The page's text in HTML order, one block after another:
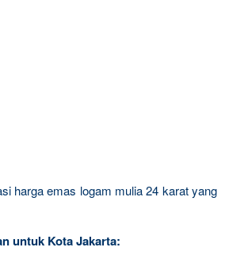
harga emas logam mulia 24 karat yang
untuk Kota Jakarta: